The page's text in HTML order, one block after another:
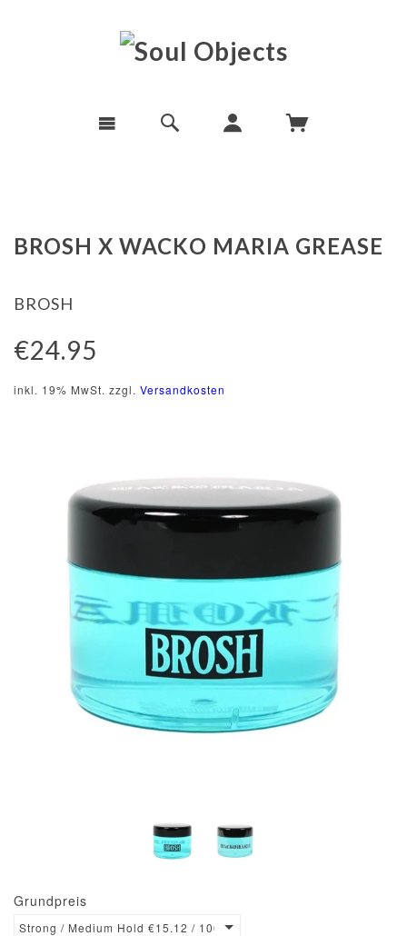
BROSH X WACKO MARIA GREASE
BROSH
€24.95
inkl. 19% MwSt. zzgl. Versandkosten
Grundpreis
Strong / Medium Hold €15.12 / 100ml